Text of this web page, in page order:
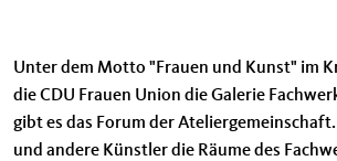
Unter dem Motto "Frauen und Kunst" im
die CDU Frauen Union die Galerie
gibt es das Forum der
und andere Künstler die Räume des